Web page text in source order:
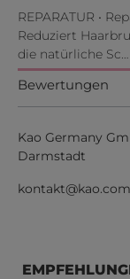
REPARATUR •
Reduziert
die natürliche Sc…
Bewertungen
Kao Germany
Darmstadt
kontakt@kao.com